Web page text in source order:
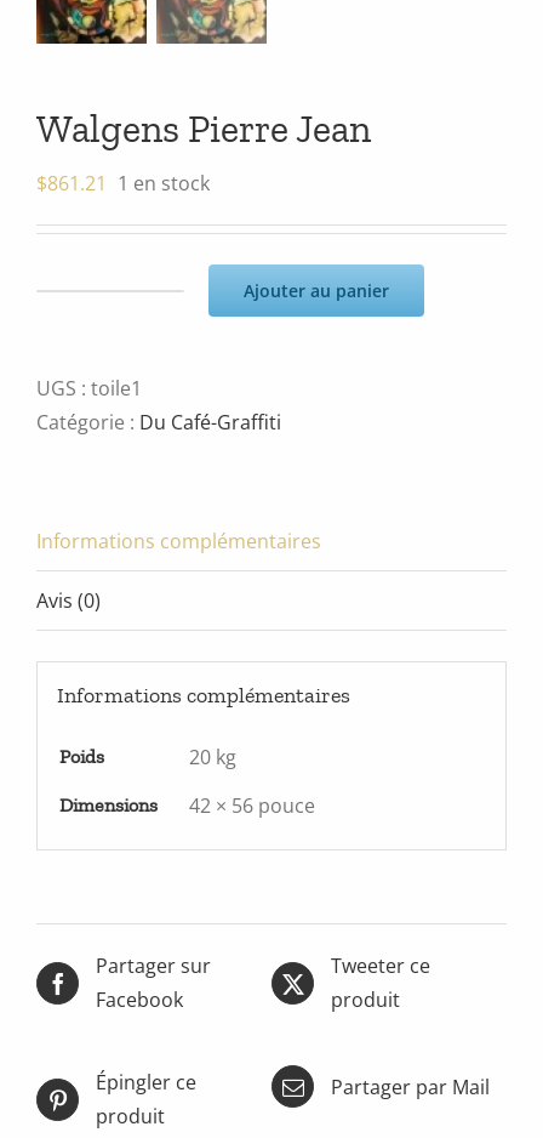
Walgens Pierre Jean
$861.21 1 en stock
Walgens
Pierre
Ajouter au panier
UGS : toile1
Catégorie : Du Café-Graffiti
Informations complémentaires
Avis (0)
Informations complémentaires
Poids 20 kg
Dimensions 42 × 56 pouce
Partager sur
Facebook
Tweeter ce
produit
Épingler ce
produit
Partager par Mail